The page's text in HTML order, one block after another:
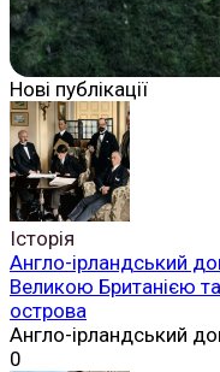
Нові публікації
Історія
Англо-ірландський
Великою Британією
острова
Англо-ірландський
0